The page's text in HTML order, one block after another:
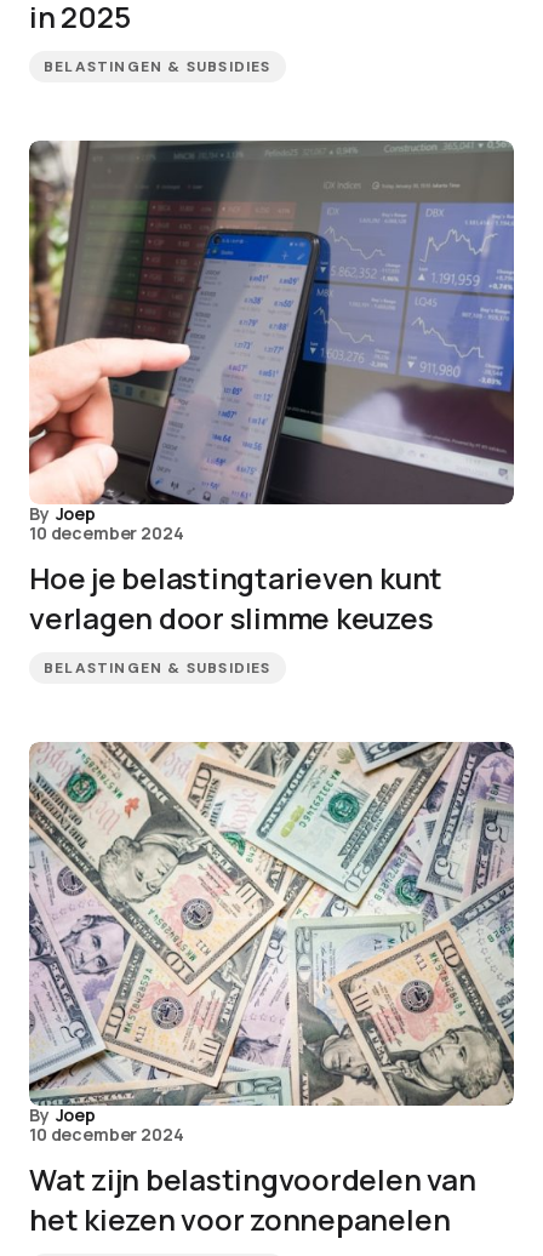
in 2025
BELASTINGEN & SUBSIDIES
By Joep
10 december 2024
Hoe je belastingtarieven kunt
verlagen door slimme keuzes
BELASTINGEN & SUBSIDIES
By Joep
10 december 2024
Wat zijn belastingvoordelen van
het kiezen voor zonnepanelen